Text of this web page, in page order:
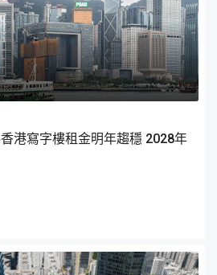
港寫字樓租金明年趨穩 2028年